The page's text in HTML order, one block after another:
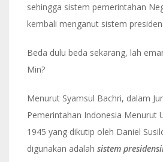
sehingga sistem pemerintahan
kembali menganut sistem
Beda dulu beda sekarang, lah
Min?
Menurut Syamsul Bachri, dalam
Pemerintahan Indonesia Menurut
1945 yang dikutip oleh Daniel
digunakan adalah sistem